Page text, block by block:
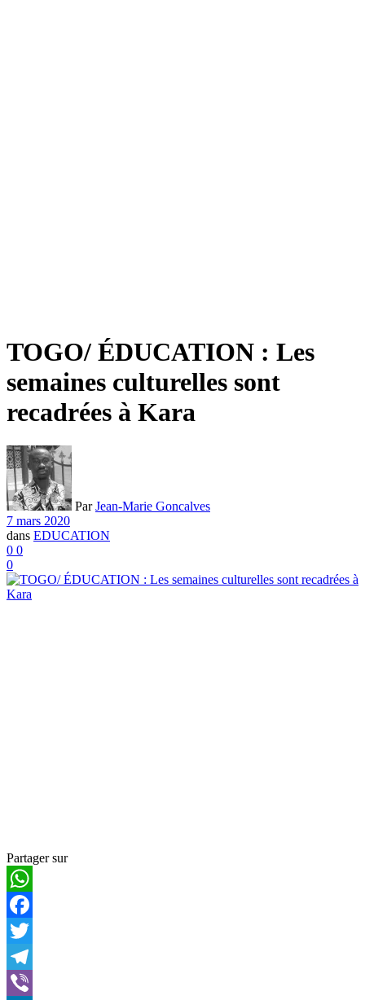
TOGO/ ÉDUCATION : Les
semaines culturelles sont
recadrées à Kara
Par Jean-Marie Goncalves
7 mars 2020
dans EDUCATION
0 0
0
Partager sur
WhatsApp
Facebook
Twitter
Telegram